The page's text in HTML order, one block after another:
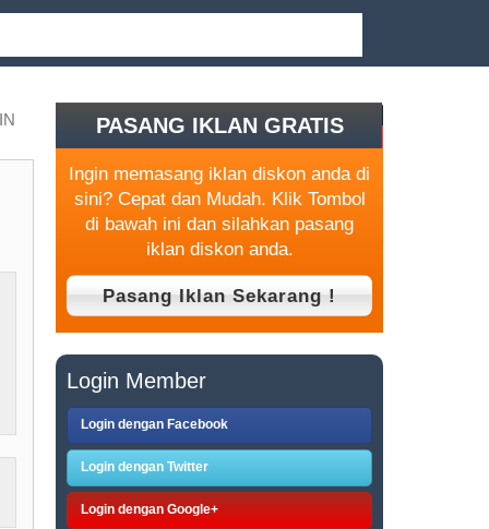
PASANG IKLAN GRATIS
Ingin memasang iklan diskon anda di
sini? Cepat dan Mudah. Klik Tombol
di bawah ini dan silahkan pasang
iklan diskon anda.
Login Member
Login dengan Facebook
Login dengan Twitter
Login dengan Google+